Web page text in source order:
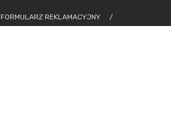
FORMULARZ REKLAMACYJNY